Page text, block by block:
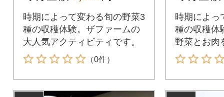
時期によって変わる旬の野菜3
種の収穫体験。ザファームの
大人気アクティビティです。
（0件）
時期によっ
種の収穫体
野菜とお肉
るBBQ